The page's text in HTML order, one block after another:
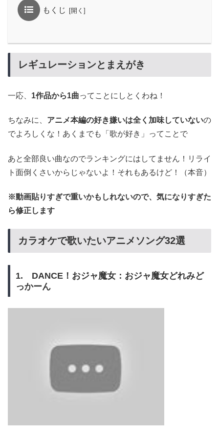
もくじ
レギュレーションとまえがき
一応、 1作品から1曲ってことにしとくわね！
ちなみに、 アニメ本編の好き嫌いは全く加味していないの
でよろしくな！あくまでも「歌が好き」ってことで
あと全部良い曲なのでランキングにはしてません！リライ
ト面倒くさいからじゃないよ！それもあるけど！（本音）
※動画貼りすぎで重いかもしれないので、気になりすぎた
ら修正します
カラオケで歌いたいアニメソング32選
1. DANCE！おジャ魔女：おジャ魔女どれみど
っかーん